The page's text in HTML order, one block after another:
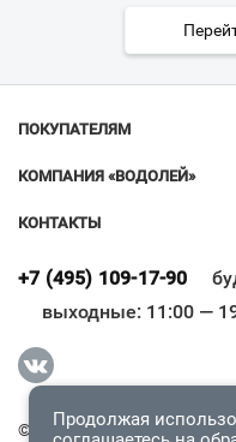
ПОКУПАТЕЛЯМ
КОМПАНИЯ «ВОДОЛЕЙ»
КОНТАКТЫ
+7 (495) 109-17-90
выходные: 11:00 —
© 2009-2026 «Водолей
Всё верно
Продолжая